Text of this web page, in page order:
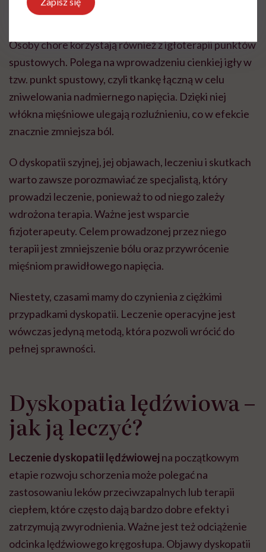
laseroterapia.
Osoby chore korzystają również z igłoterapii punktów
spustowych. Polega na wprowadzeniu cienkiej igły w
tzw. punkt spustowy, czyli tkankę łączną w celu
zniwelowania nadmiernego napięcia. Dzięki niej
włókna mięśniowe ulegają rozluźnieniu, co w efekcie
znacznie zmniejsza ból.
O dyskopatii szyjnej, jej objawach, leczeniu i skutkach
warto zawsze porozmawiać ze specjalistą, który
prowadzi leczenie, ponieważ to od niego zależy
wdrożona terapia. Ważne jest wsparcie
fizjoterapeuty. Celem prowadzonej przez niego
terapii jest zmniejszenie bólu oraz przywrócenie
mięśniom prawidłowego napięcia.
Niestety, czasami mamy do czynienia z ciężkimi
przypadkami dyskopatii. Leczenie operacyjne jest
wówczas jedyną metodą, która pozwoli wrócić do
pełnej sprawności.
Dyskopatia lędźwiowa –
jak ją leczyć?
Leczenie dyskopatii lędźwiowej na początkowym
etapie rozwoju schorzenia może polegać na
zastosowaniu leków przeciwzapalnych lub terapii
ciepłem, które często dają bardzo dobre efekty i
zatrzymują zwyrodnienia. Ważne jest też odciążenie
odcinka lędźwiowego kręgosłupa. Objawy dyskopatii